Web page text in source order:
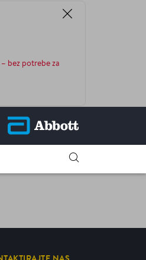
bez potrebe za